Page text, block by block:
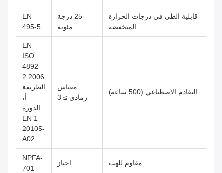
قابلية الطي في درجات الحرارة
المنخفضة
-25 درجة
مئوية
EN
495-5
التقادم الاصطناعي (500 ساعة)
مقياس
رمادي ≥ 3
EN
ISO
4892-
2:2006
الطريقة
أ،
الدورة
1 EN
20105-
A02
مقاوم للهب اجتاز
NPFA-
701